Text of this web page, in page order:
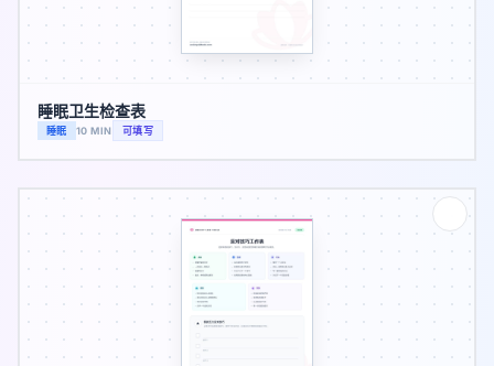
睡眠卫生检查表
睡眠 10 MIN 可填写